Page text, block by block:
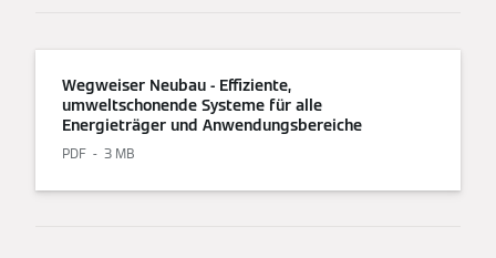
Wegweiser Neubau - Effiziente,
umweltschonende Systeme für alle
Energieträger und Anwendungsbereiche
PDF 3 MB